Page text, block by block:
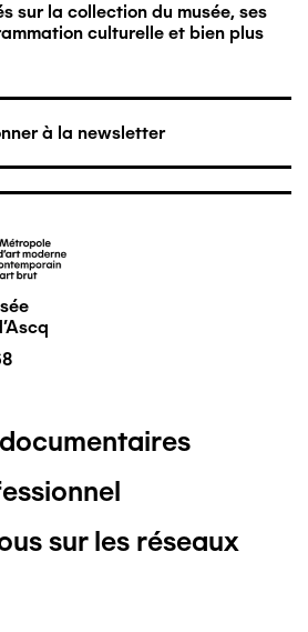
sur la collection du musée, ses
culturelle et bien plus
à la newsletter
sur les réseaux